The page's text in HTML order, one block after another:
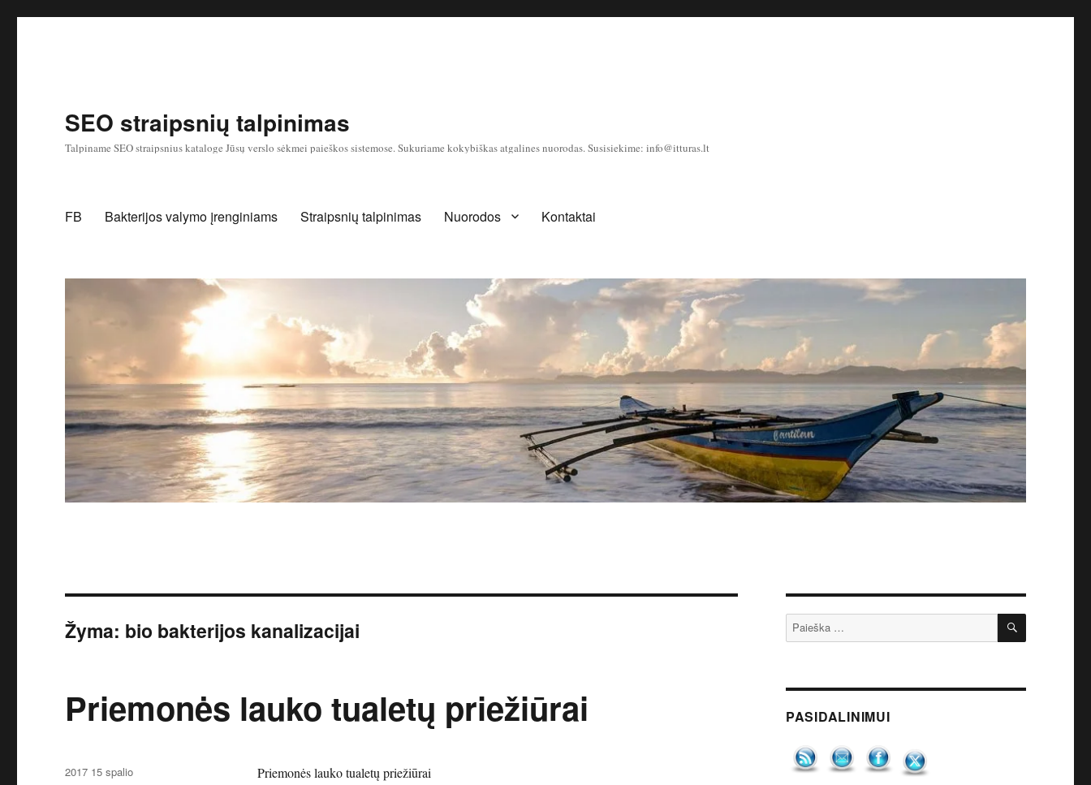
SEO straipsnių talpinimas
Talpiname SEO straipsnius kataloge Jūsų verslo sėkmei paieškos sistemose. Sukuriame kokybiškas atgalines nuorodas. Susisiekime: info@itturas.lt
FB Bakterijos valymo įrenginiams Straipsnių talpinimas Nuorodos Kontaktai
Žyma: bio bakterijos kanalizacijai
Priemonės lauko tualetų priežiūrai
Priemonės lauko tualetų priežiūrai
Paskelbta
2017 15 spalio
Ieškoti: IEŠKOTI
PASIDALINIMUI